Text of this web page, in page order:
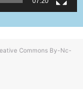
Commons By-Nc-